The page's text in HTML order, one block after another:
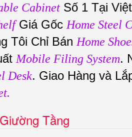
Cabinet Số 1 Tại
Giá Gốc Home Steel
Tôi Chỉ Bán Home
Mobile Filing System.
Desk. Giao Hàng và
Tầng